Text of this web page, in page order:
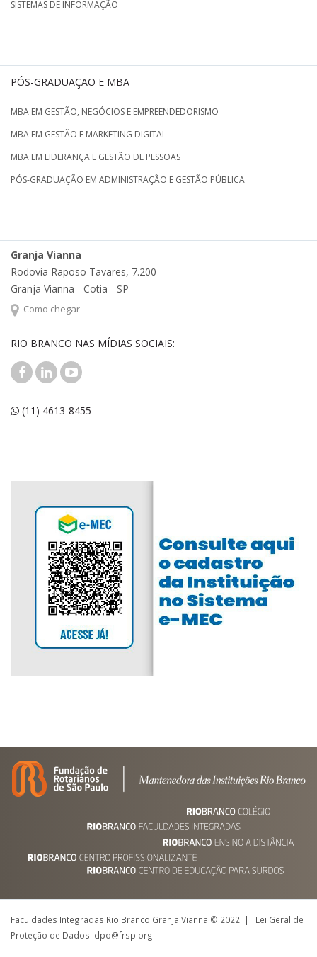
SISTEMAS DE INFORMAÇÃO
PÓS-GRADUAÇÃO E MBA
MBA EM GESTÃO, NEGÓCIOS E EMPREENDEDORISMO
MBA EM GESTÃO E MARKETING DIGITAL
MBA EM LIDERANÇA E GESTÃO DE PESSOAS
PÓS-GRADUAÇÃO EM ADMINISTRAÇÃO E GESTÃO PÚBLICA
Granja Vianna
Rodovia Raposo Tavares, 7.200
Granja Vianna - Cotia - SP
Como chegar
RIO BRANCO NAS MÍDIAS SOCIAIS:
(11) 4613-8455
Faculdades Integradas Rio Branco Granja Vianna © 2022 | Lei Geral de
Proteção de Dados: dpo@frsp.org